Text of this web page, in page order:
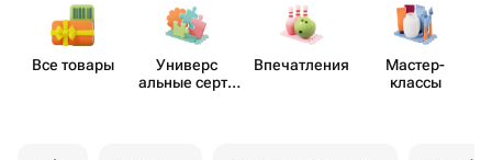
Все товары
Универс​
альные серти​
Впеча​тления
Мастер-​
классы